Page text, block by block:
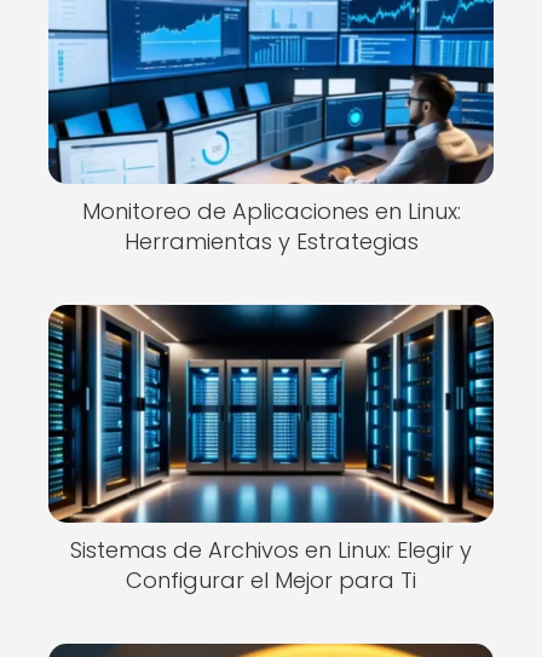
Monitoreo de Aplicaciones en Linux:
Herramientas y Estrategias
Sistemas de Archivos en Linux: Elegir y
Configurar el Mejor para Ti